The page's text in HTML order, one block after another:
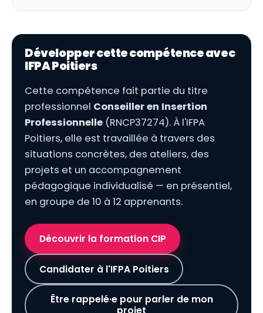
Développer cette compétence avec
IFPA Poitiers
Cette compétence fait partie du titre
professionnel Conseiller en Insertion
Professionnelle (RNCP37274). À l'IFPA
Poitiers, elle est travaillée à travers des
situations concrètes, des ateliers, des
projets et un accompagnement
pédagogique individualisé — en présentiel,
en groupe de 10 à 12 apprenants.
Découvrir la formation CIP
Candidater à l'IFPA Poitiers
Être rappelé·e pour parler de mon